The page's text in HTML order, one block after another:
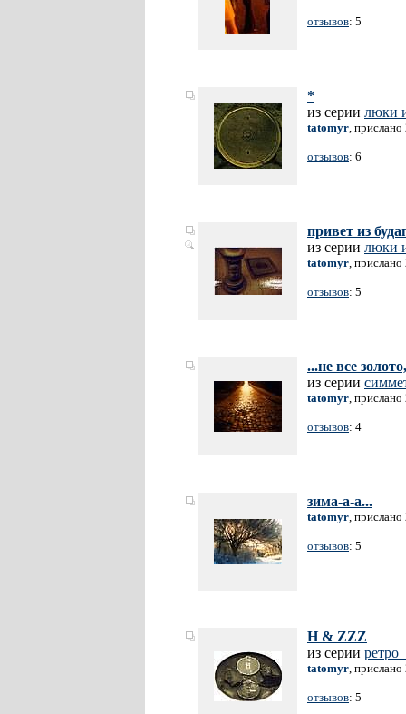
отзывов: 5
*
из серии люки
tatomyr,
отзывов: 6
привет из
из серии люки
tatomyr,
отзывов: 5
...не все
из серии
tatomyr,
отзывов: 4
зима-а-а...
tatomyr,
отзывов: 5
H & ZZZ
из серии
tatomyr,
отзывов: 5